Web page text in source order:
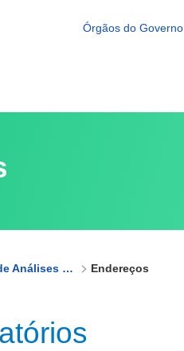
Órgãos do Governo
Rede de Laboratórios de Análises Minerais - Rede LAMIN Endereços